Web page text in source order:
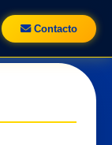
Contacto